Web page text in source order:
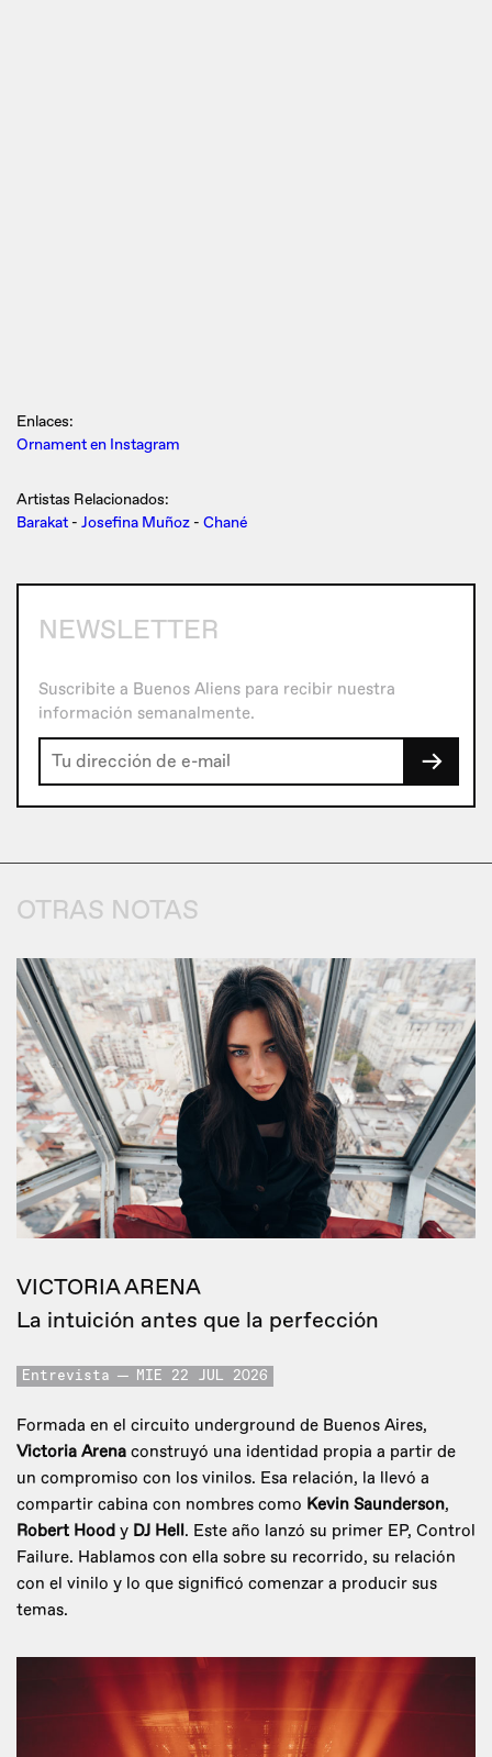
Enlaces:
Ornament en Instagram
Artistas Relacionados:
Barakat - Josefina Muñoz - Chané
NEWSLETTER
Suscribite a Buenos Aliens para recibir nuestra
información semanalmente.
→
OTRAS NOTAS
VICTORIA ARENA
La intuición antes que la perfección
Entrevista MIE 22 JUL 2026
Formada en el circuito underground de Buenos Aires,
Victoria Arena construyó una identidad propia a partir de
un compromiso con los vinilos. Esa relación, la llevó a
compartir cabina con nombres como Kevin Saunderson,
Robert Hood y DJ Hell. Este año lanzó su primer EP, Control
Failure. Hablamos con ella sobre su recorrido, su relación
con el vinilo y lo que significó comenzar a producir sus
temas.